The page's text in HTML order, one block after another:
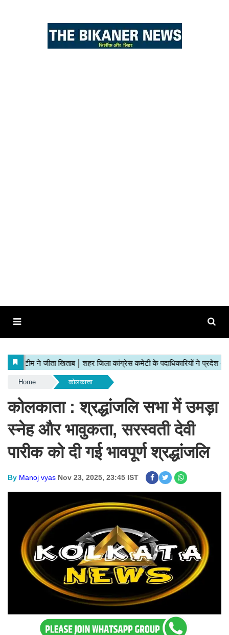
Home कोलकात्ता
कोलकाता : श्रद्धांजलि सभा में उमड़ा
स्नेह और भावुकता, सरस्वती देवी
पारीक को दी गई भावपूर्ण श्रद्धांजलि
By Manoj vyas Nov 23, 2025, 23:45 IST